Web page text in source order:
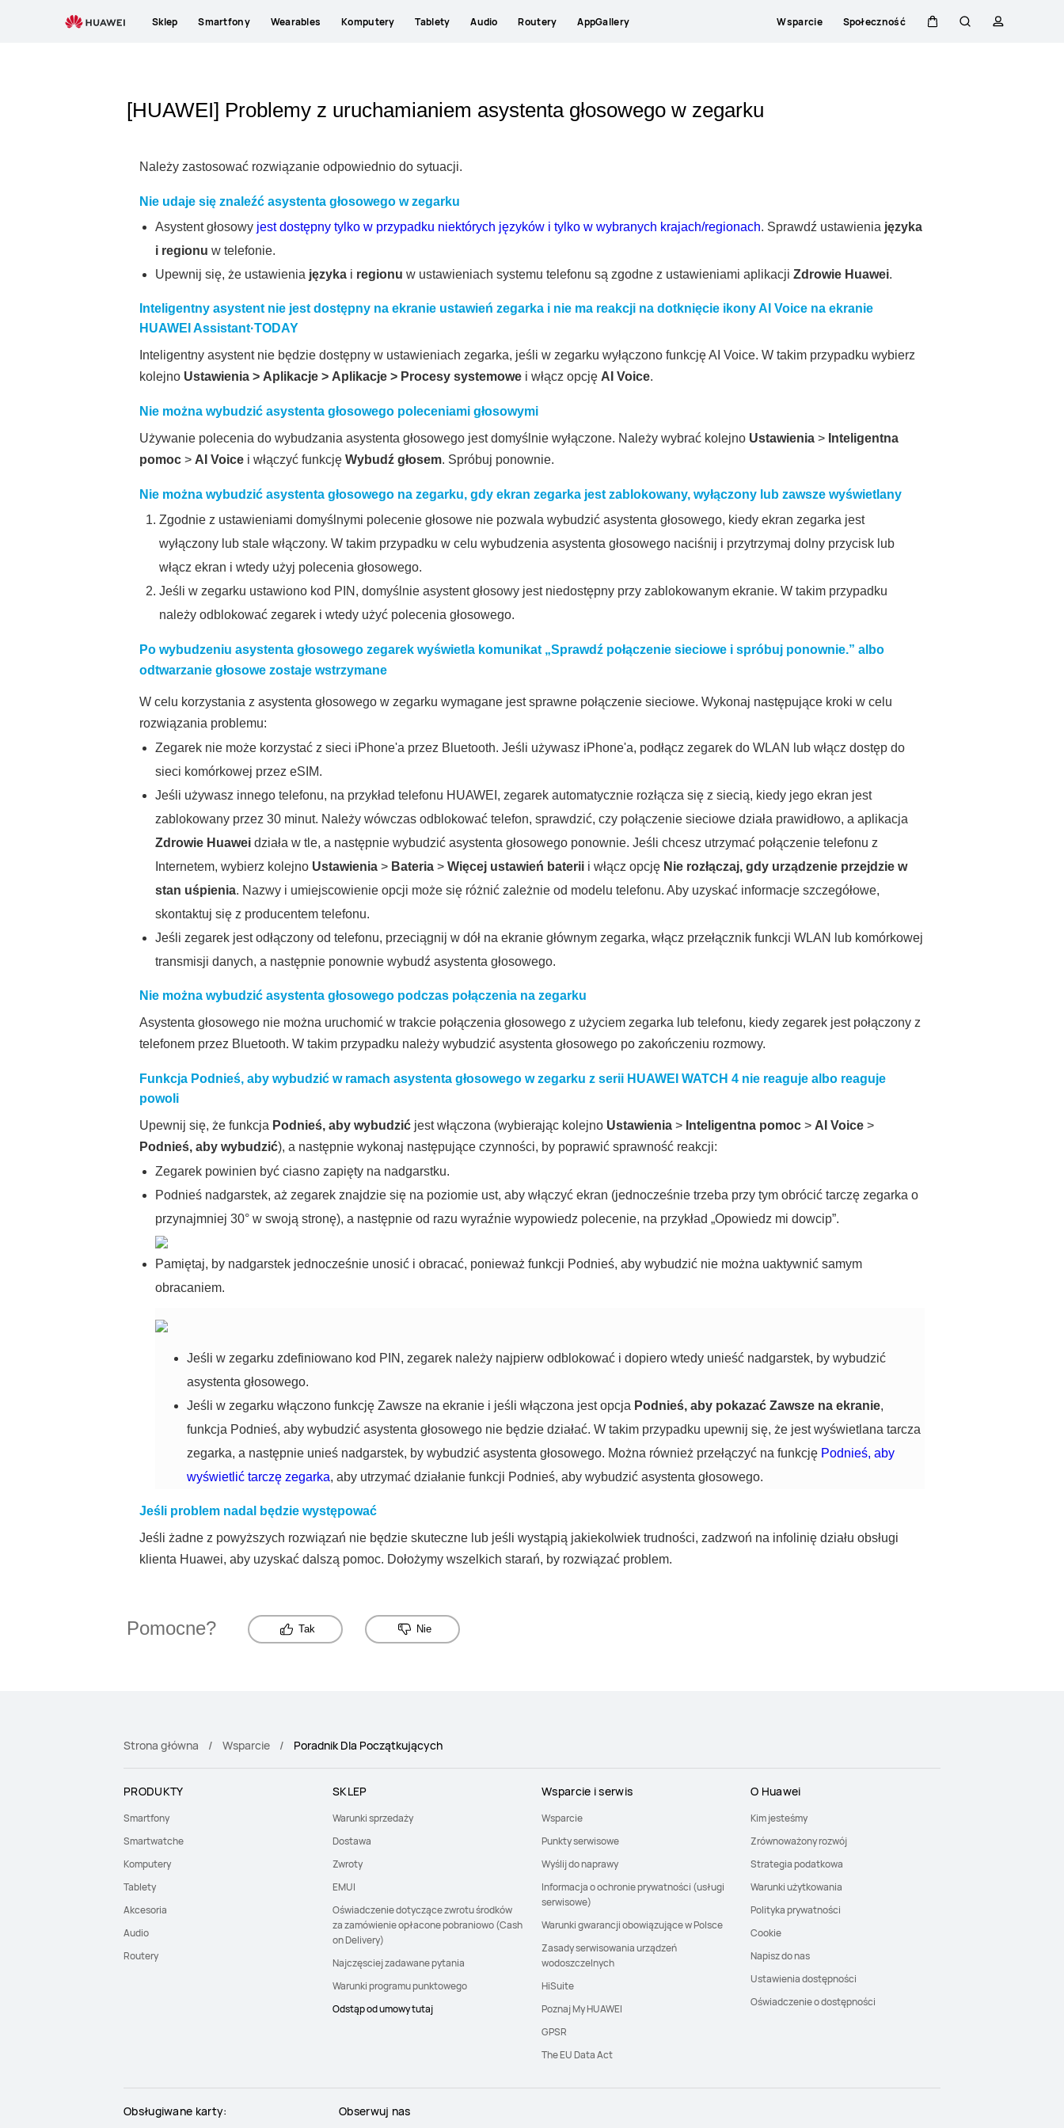
Sklep Smartfony Wearables Komputery Tablety Audio Routery AppGallery Wsparcie Społeczność
[HUAWEI] Problemy z uruchamianiem asystenta głosowego w zegarku
Należy zastosować rozwiązanie odpowiednio do sytuacji.
Nie udaje się znaleźć asystenta głosowego w zegarku
Asystent głosowy jest dostępny tylko w przypadku niektórych języków i tylko w wybranych krajach/regionach. Sprawdź ustawienia języka
i regionu w telefonie.
Upewnij się, że ustawienia językai regionu w ustawieniach systemu telefonu są zgodne z ustawieniami aplikacji Zdrowie Huawei.
Inteligentny asystent nie jest dostępny na ekranie ustawień zegarka i nie ma reakcji na dotknięcie ikony AI Voice na ekranie
HUAWEI Assistant·TODAY
Inteligentny asystent nie będzie dostępny w ustawieniach zegarka, jeśli w zegarku wyłączono funkcję AI Voice. W takim przypadku wybierz
kolejno Ustawienia> Aplikacje> Aplikacje> Procesy systemowei włącz opcję AI Voice.
Nie można wybudzić asystenta głosowego poleceniami głosowymi
Używanie polecenia do wybudzania asystenta głosowego jest domyślnie wyłączone. Należy wybrać kolejno Ustawienia> Inteligentna
pomoc> AI Voicei włączyć funkcję Wybudź głosem. Spróbuj ponownie.
Nie można wybudzić asystenta głosowego na zegarku, gdy ekran zegarka jest zablokowany, wyłączony lub zawsze wyświetlany
Zgodnie z ustawieniami domyślnymi polecenie głosowe nie pozwala wybudzić asystenta głosowego, kiedy ekran zegarka jest
wyłączony lub stale włączony. W takim przypadku w celu wybudzenia asystenta głosowego naciśnij i przytrzymaj dolny przycisk lub
włącz ekran i wtedy użyj polecenia głosowego.
Jeśli w zegarku ustawiono kod PIN, domyślnie asystent głosowy jest niedostępny przy zablokowanym ekranie. W takim przypadku
należy odblokować zegarek i wtedy użyć polecenia głosowego.
Po wybudzeniu asystenta głosowego zegarek wyświetla komunikat „Sprawdź połączenie sieciowe i spróbuj ponownie.” albo
odtwarzanie głosowe zostaje wstrzymane
W celu korzystania z asystenta głosowego w zegarku wymagane jest sprawne połączenie sieciowe. Wykonaj następujące kroki w celu
rozwiązania problemu:
Zegarek nie może korzystać z sieci iPhone'a przez Bluetooth. Jeśli używasz iPhone'a, podłącz zegarek do WLAN lub włącz dostęp do
sieci komórkowej przez eSIM.
Jeśli używasz innego telefonu, na przykład telefonu HUAWEI, zegarek automatycznie rozłącza się z siecią, kiedy jego ekran jest
zablokowany przez 30 minut. Należy wówczas odblokować telefon, sprawdzić, czy połączenie sieciowe działa prawidłowo, a aplikacja
Zdrowie Huaweidziała w tle, a następnie wybudzić asystenta głosowego ponownie. Jeśli chcesz utrzymać połączenie telefonu z
Internetem, wybierz kolejno Ustawienia> Bateria> Więcej ustawień bateriii włącz opcję Nie rozłączaj, gdy urządzenie przejdzie w
stan uśpienia. Nazwy i umiejscowienie opcji może się różnić zależnie od modelu telefonu. Aby uzyskać informacje szczegółowe,
skontaktuj się z producentem telefonu.
Jeśli zegarek jest odłączony od telefonu, przeciągnij w dół na ekranie głównym zegarka, włącz przełącznik funkcji WLAN lub komórkowej
transmisji danych, a następnie ponownie wybudź asystenta głosowego.
Nie można wybudzić asystenta głosowego podczas połączenia na zegarku
Asystenta głosowego nie można uruchomić w trakcie połączenia głosowego z użyciem zegarka lub telefonu, kiedy zegarek jest połączony z
telefonem przez Bluetooth. W takim przypadku należy wybudzić asystenta głosowego po zakończeniu rozmowy.
Funkcja Podnieś, aby wybudzić w ramach asystenta głosowego w zegarku z serii HUAWEI WATCH 4 nie reaguje albo reaguje
powoli
Upewnij się, że funkcja Podnieś, aby wybudzićjest włączona (wybierając kolejno Ustawienia> Inteligentna pomoc> AI Voice>
Podnieś, aby wybudzić), a następnie wykonaj następujące czynności, by poprawić sprawność reakcji:
Zegarek powinien być ciasno zapięty na nadgarstku.
Podnieś nadgarstek, aż zegarek znajdzie się na poziomie ust, aby włączyć ekran (jednocześnie trzeba przy tym obrócić tarczę zegarka o
przynajmniej 30° w swoją stronę), a następnie od razu wyraźnie wypowiedz polecenie, na przykład „Opowiedz mi dowcip”.
Pamiętaj, by nadgarstek jednocześnie unosić i obracać, ponieważ funkcji Podnieś, aby wybudzić nie można uaktywnić samym
obracaniem.
Jeśli w zegarku zdefiniowano kod PIN, zegarek należy najpierw odblokować i dopiero wtedy unieść nadgarstek, by wybudzić
asystenta głosowego.
Jeśli w zegarku włączono funkcję Zawsze na ekranie i jeśli włączona jest opcja Podnieś, aby pokazać Zawsze na ekranie,
funkcja Podnieś, aby wybudzić asystenta głosowego nie będzie działać. W takim przypadku upewnij się, że jest wyświetlana tarcza
zegarka, a następnie unieś nadgarstek, by wybudzić asystenta głosowego. Można również przełączyć na funkcję Podnieś, aby
wyświetlić tarczę zegarka, aby utrzymać działanie funkcji Podnieś, aby wybudzić asystenta głosowego.
Jeśli problem nadal będzie występować
Jeśli żadne z powyższych rozwiązań nie będzie skuteczne lub jeśli wystąpią jakiekolwiek trudności, zadzwoń na infolinię działu obsługi
klienta Huawei, aby uzyskać dalszą pomoc. Dołożymy wszelkich starań, by rozwiązać problem.
Pomocne? Tak Nie
Strona główna Wsparcie Poradnik Dla Początkujących
PRODUKTY
Smartfony
Smartwatche
Komputery
Tablety
Akcesoria
Audio
Routery
SKLEP
Warunki sprzedaży
Dostawa
Zwroty
EMUI
Oświadczenie dotyczące zwrotu środków
za zamówienie opłacone pobraniowo (Cash
on Delivery)
Najczęsciej zadawane pytania
Warunki programu punktowego
Odstąp od umowy tutaj
Wsparcie i serwis
Wsparcie
Punkty serwisowe
Wyślij do naprawy
Informacja o ochronie prywatności (usługi
serwisowe)
Warunki gwarancji obowiązujące w Polsce
Zasady serwisowania urządzeń
wodoszczelnych
HiSuite
Poznaj My HUAWEI
GPSR
The EU Data Act
O Huawei
Kim jesteśmy
Zrównoważony rozwój
Strategia podatkowa
Warunki użytkowania
Polityka prywatności
Cookie
Napisz do nas
Ustawienia dostępności
Oświadczenie o dostępności
Obsługiwane karty: Obserwuj nas